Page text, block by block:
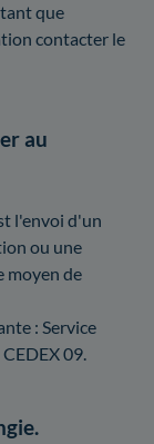
que
contacter le
au
l'envoi d'un
ou une
moyen de
: Service
09.